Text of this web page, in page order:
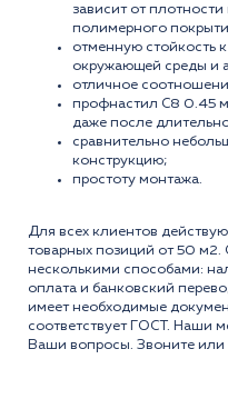
зависит от
полимерного
отменную стойкость
окружающей среды и
отличное
профнастил C8 0.45
даже после
сравнительно
конструкцию;
простоту монтажа.
Для всех клиентов
товарных позиций от 50
несколькими способами:
оплата и банковский
имеет необходимые
соответствует ГОСТ. Наши
Ваши вопросы. Звоните